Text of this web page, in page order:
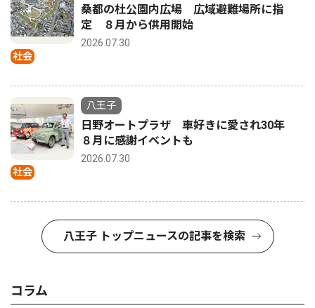
社会
桑都の杜公園内広場 広域避難場所に指
定 ８月から供用開始
2026.07.30
社会
八王子
日野オートプラザ 車好きに愛され30年
８月に感謝イベントも
2026.07.30
八王子 トップニュースの記事を検索
コラム